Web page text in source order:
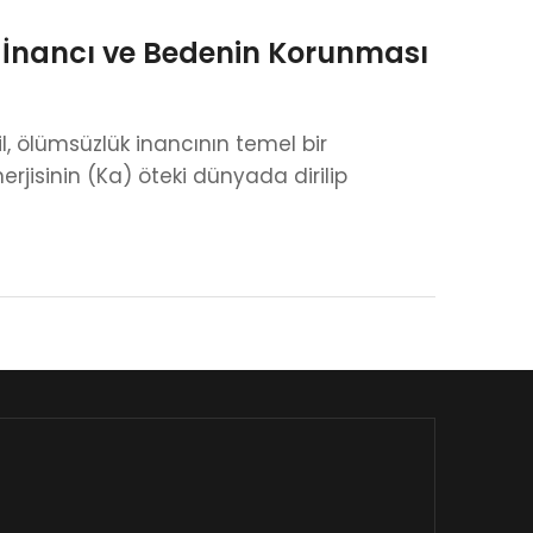
ve Bedenin Korunması
ölümsüzlük inancının temel bir
(Ka) öteki dünyada dirilip